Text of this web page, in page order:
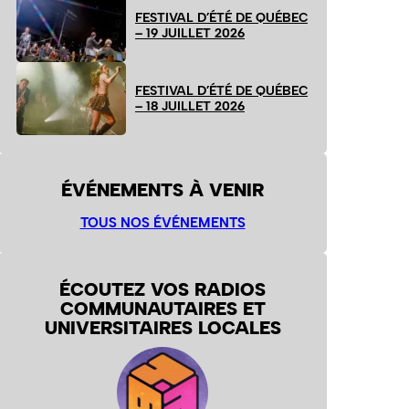
FESTIVAL D’ÉTÉ DE QUÉBEC
– 19 JUILLET 2026
FESTIVAL D’ÉTÉ DE QUÉBEC
– 18 JUILLET 2026
ÉVÉNEMENTS À VENIR
TOUS NOS ÉVÉNEMENTS
ÉCOUTEZ VOS RADIOS
COMMUNAUTAIRES ET
UNIVERSITAIRES LOCALES